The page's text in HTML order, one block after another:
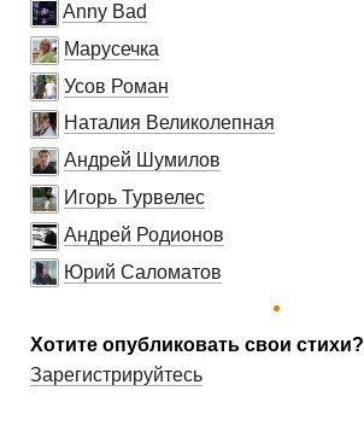
Anny Bad
Марусечка
Усов Роман
Наталия Великолепная
Андрей Шумилов
Игорь Турвелес
Андрей Родионов
Юрий Саломатов
Хотите опубликовать свои стихи?
Зарегистрируйтесь